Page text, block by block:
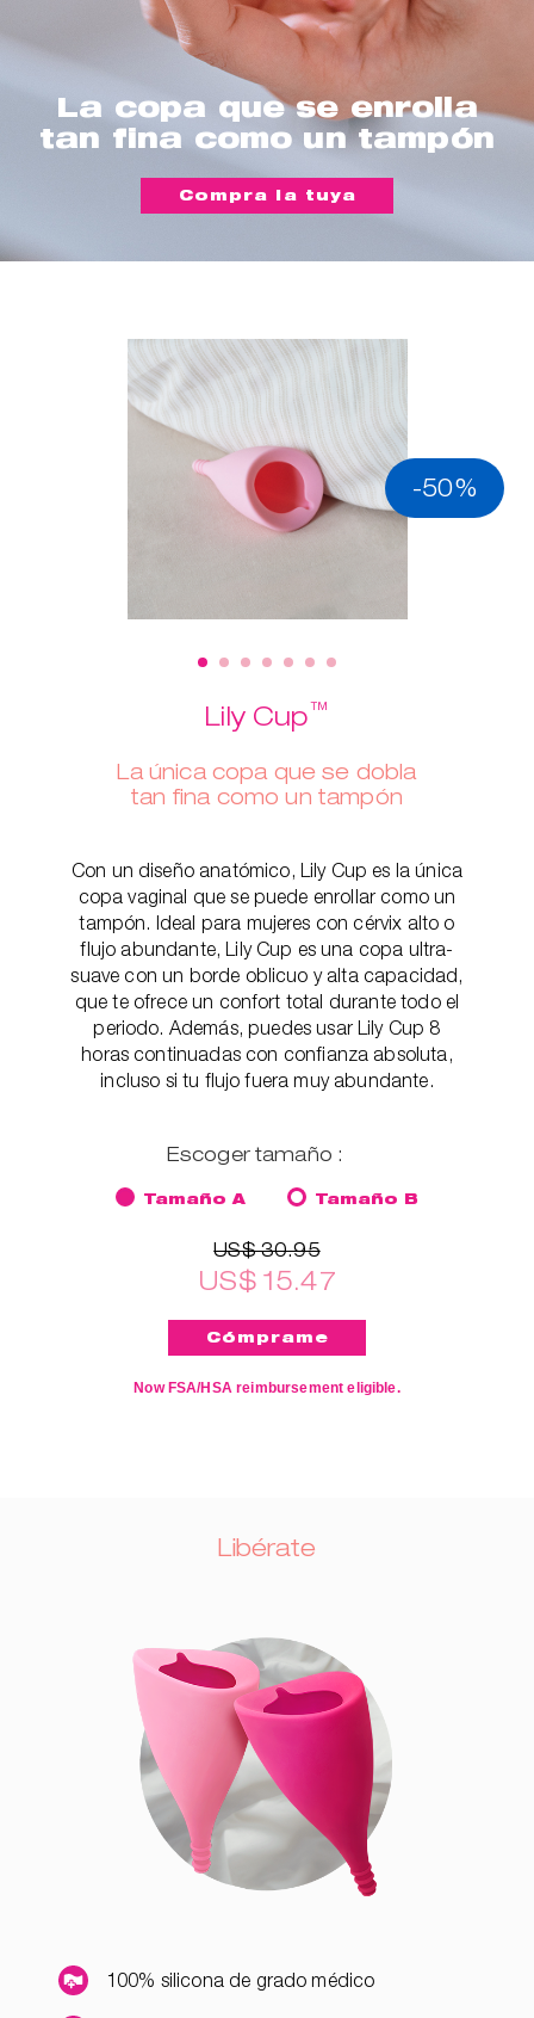
La copa que se enrolla
tan fina como un tampón
Compra la tuya
-50%
Lily Cup™
La única copa que se dobla
tan fina como un tampón
Con un diseño anatómico, Lily Cup es la única
copa vaginal que se puede enrollar como un
tampón. Ideal para mujeres con cérvix alto o
flujo abundante, Lily Cup es una copa ultra-
suave con un borde oblicuo y alta capacidad,
que te ofrece un confort total durante todo el
periodo. Además, puedes usar Lily Cup 8
horas continuadas con confianza absoluta,
incluso si tu flujo fuera muy abundante.
Escoger tamaño :
Tamaño A Tamaño B
US$ 30.95
US$ 15.47
Now FSA/HSA reimbursement eligible.
Libérate
100% silicona de grado médico